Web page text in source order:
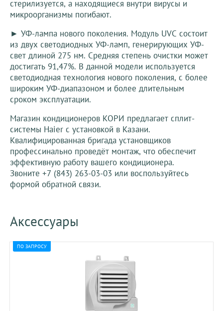
стерилизуется, а находящиеся внутри вирусы и
микроорганизмы погибают.
► УФ-лампа нового поколения. Модуль UVC состоит
из двух светодиодных УФ-ламп, генерирующих УФ-
свет длиной 275 нм. Средняя степень очистки может
достигать 91,47%. В данной модели используется
светодиодная технология нового поколения, с более
широким УФ-диапазоном и более длительным
сроком эксплуатации.
Магазин кондиционеров КОРИ предлагает сплит-
системы Haier с установкой в Казани.
Квалифицированная бригада установщиков
профессинально проведёт монтаж, что обеспечит
эффективную работу вашего кондиционера.
Звоните +7 (843) 263-03-03 или воспользуйтесь
формой обратной связи.
Аксессуары
ПО ЗАПРОСУ